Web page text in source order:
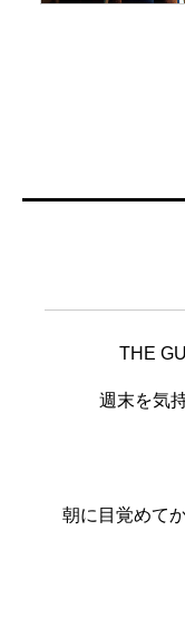
THE
週末を気
朝に目覚めて